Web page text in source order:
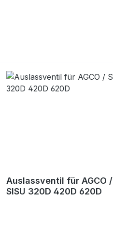
Auslassventil für AGCO /
SISU 320D 420D 620D